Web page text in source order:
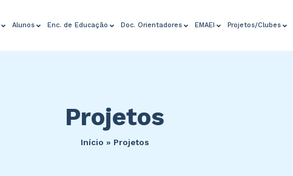
Alunos Enc. de Educação Doc. Orientadores EMAEI Projetos/Clubes
Projetos
Início » Projetos